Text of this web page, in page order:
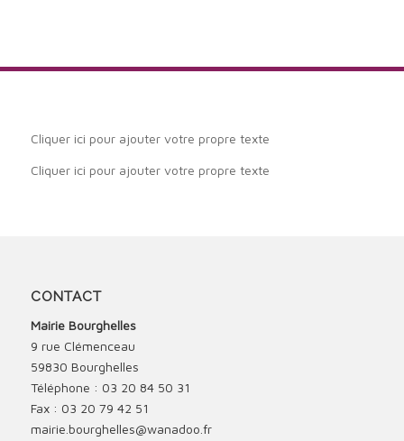
Cliquer ici pour ajouter votre propre texte
Cliquer ici pour ajouter votre propre texte
CONTACT
Mairie Bourghelles
9 rue Clémenceau
59830 Bourghelles
Téléphone : 03 20 84 50 31
Fax : 03 20 79 42 51
mairie.bourghelles@wanadoo.fr